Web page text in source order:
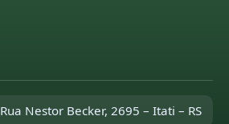
Rua Nestor Becker, 2695 – Itati – RS